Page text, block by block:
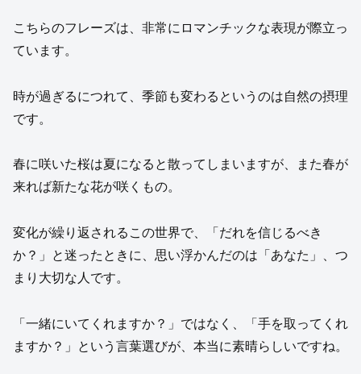
こちらのフレーズは、非常にロマンチックな表現が際立っ
ています。
時が過ぎるにつれて、季節も変わるというのは自然の摂理
です。
春に咲いた桜は夏になると散ってしまいますが、また春が
来れば新たな花が咲くもの。
変化が繰り返されるこの世界で、「だれを信じるべき
か？」と迷ったときに、思い浮かんだのは「あなた」、つ
まり大切な人です。
「一緒にいてくれますか？」ではなく、「手を取ってくれ
ますか？」という言葉選びが、本当に素晴らしいですね。